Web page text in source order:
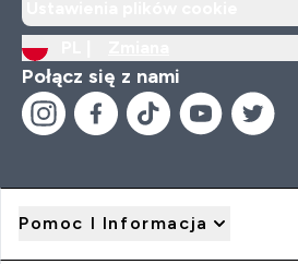
Połącz się z nami
Pomoc I Informacja